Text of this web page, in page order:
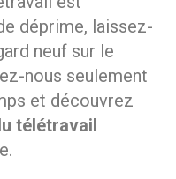
déprime, laissez-
neuf sur le
nous seulement
et découvrez
télétravail